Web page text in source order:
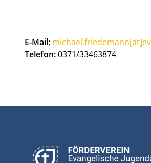
E-Mail:
Telefon:0371/33463874